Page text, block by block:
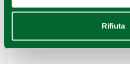
Rifiuta